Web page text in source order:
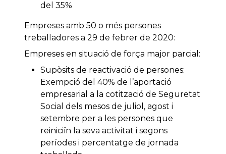
del 35%
Empreses amb 50 o més persones
treballadores a 29 de febrer de 2020:
Empreses en situació de força major parcial:
Supòsits de reactivació de persones:
Exempció del 40% de l’aportació
empresarial a la cotització de Seguretat
Social dels mesos de juliol, agost i
setembre per a les persones que
reiniciïn la seva activitat i segons
períodes i percentatge de jornada